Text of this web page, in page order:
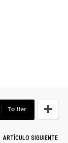
Twitter
ARTÍCULO SIGUIENTE